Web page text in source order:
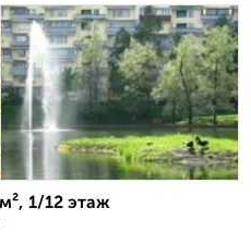
1/12 этаж